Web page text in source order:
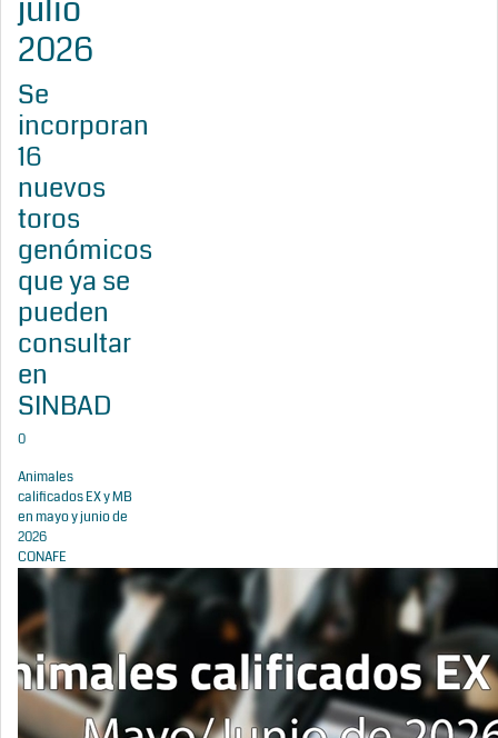
julio
2026
Se
incorporan
16
nuevos
toros
genómicos
que ya se
pueden
consultar
en
SINBAD
0
Animales
calificados EX y MB
en mayo y junio de
2026
CONAFE